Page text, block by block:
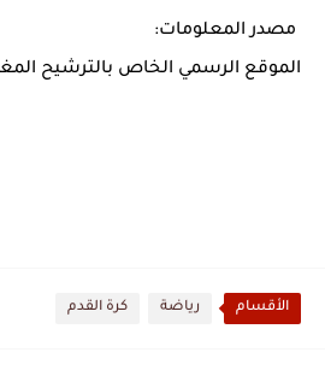
مصدر المعلومات:
الموقع الرسمي الخاص بالترشيح المغربي
الأقسام رياضة كرة القدم